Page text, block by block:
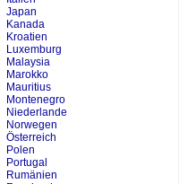
Japan
Kanada
Kroatien
Luxemburg
Malaysia
Marokko
Mauritius
Montenegro
Niederlande
Norwegen
Österreich
Polen
Portugal
Rumänien